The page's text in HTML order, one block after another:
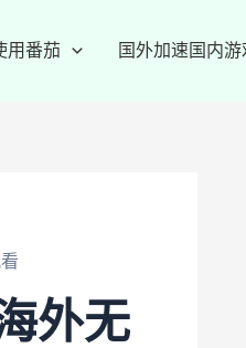
用番茄 国外加速国内游
外无